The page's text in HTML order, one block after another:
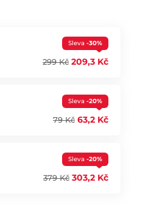
Sleva -30%
299 Kč 209,3 Kč
Sleva -20%
79 Kč 63,2 Kč
Sleva -20%
379 Kč 303,2 Kč